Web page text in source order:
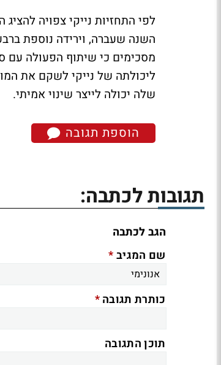
השנה שעברה, וירידה נוספת
מסכימים כי שיתוף הפעולה עם
ליכולתה של נייקי לשקם את
שלה יכולה לייצר שינוי אמיתי.
הוספת תגובה
תגובות לכתבה:
הגב לכתבה
שם המגיב*
כותרת תגובה*
תוכן התגובה